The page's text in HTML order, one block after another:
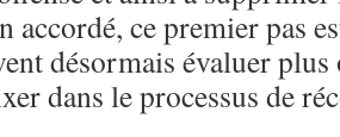
accordé, ce premier pas
désormais évaluer
dans le processus de